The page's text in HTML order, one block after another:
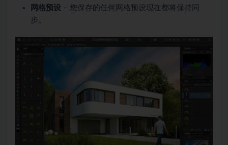
网格预设 – 您保存的任何网格预设现在都将保持同
步。